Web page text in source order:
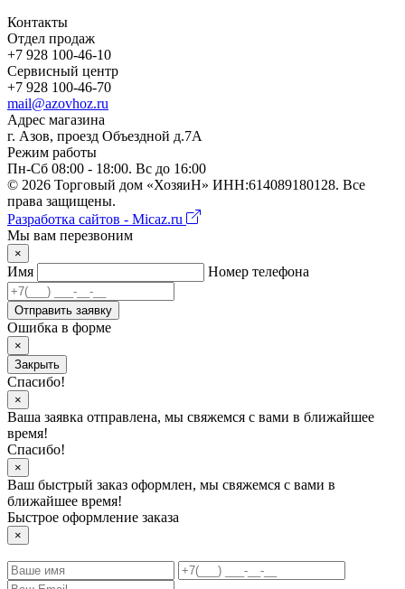
Контакты
Отдел продаж
+7 928 100-46-10
Сервисный центр
+7 928 100-46-70
mail@azovhoz.ru
Адрес магазина
г. Азов, проезд Объездной д.7А
Режим работы
Пн-Сб 08:00 - 18:00. Вс до 16:00
© 2026 Торговый дом «ХозяиН» ИНН:614089180128. Все
права защищены.
Разработка сайтов - Micaz.ru
Мы вам перезвоним
×
Имя Номер телефона
Отправить заявку
Ошибка в форме
×
Закрыть
Спасибо!
×
Ваша заявка отправлена, мы свяжемся с вами в ближайшее
время!
Спасибо!
×
Ваш быстрый заказ оформлен, мы свяжемся с вами в
ближайшее время!
Быстрое оформление заказа
×